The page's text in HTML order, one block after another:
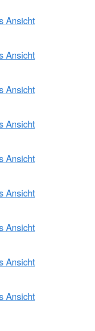
Ansicht
Ansicht
Ansicht
Ansicht
Ansicht
Ansicht
Ansicht
Ansicht
Ansicht